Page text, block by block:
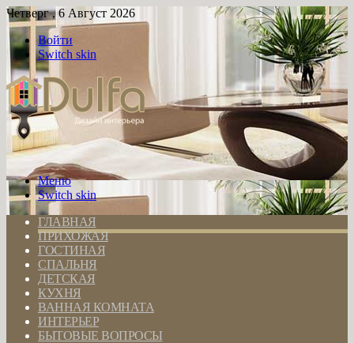
Четверг , 6 Август 2026
Войти
Switch skin
Меню
Switch skin
ГЛАВНАЯ
ПРИХОЖАЯ
ГОСТИНАЯ
СПАЛЬНЯ
ДЕТСКАЯ
КУХНЯ
ВАННАЯ КОМНАТА
ИНТЕРЬЕР
БЫТОВЫЕ ВОПРОСЫ